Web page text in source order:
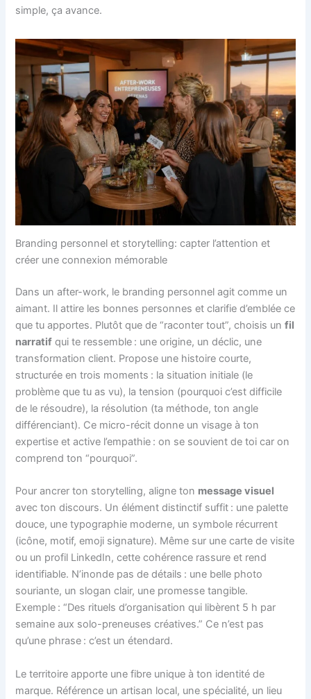
simple, ça avance.
Branding personnel et storytelling: capter l’attention et
créer une connexion mémorable
Dans un after-work, le branding personnel agit comme un
aimant. Il attire les bonnes personnes et clarifie d’emblée ce
que tu apportes. Plutôt que de “raconter tout”, choisis unfil
narratif qui te ressemble : une origine, un déclic, une
transformation client. Propose une histoire courte,
structurée en trois moments : la situation initiale (le
problème que tu as vu), la tension (pourquoi c’est difficile
de le résoudre), la résolution (ta méthode, ton angle
différenciant). Ce micro-récit donne un visage à ton
expertise et active l’empathie : on se souvient de toi car on
comprend ton “pourquoi”.
Pour ancrer ton storytelling, aligne ton message visuel
avec ton discours. Un élément distinctif suffit : une palette
douce, une typographie moderne, un symbole récurrent
(icône, motif, emoji signature). Même sur une carte de visite
ou un profil LinkedIn, cette cohérence rassure et rend
identifiable. N’inonde pas de détails : une belle photo
souriante, un slogan clair, une promesse tangible.
Exemple : “Des rituels d’organisation qui libèrent 5 h par
semaine aux solo-preneuses créatives.” Ce n’est pas
qu’une phrase : c’est un étendard.
Le territoire apporte une fibre unique à ton identité de
marque. Référence un artisan local, une spécialité, un lieu